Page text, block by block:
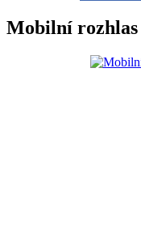
Mobilní rozhlas